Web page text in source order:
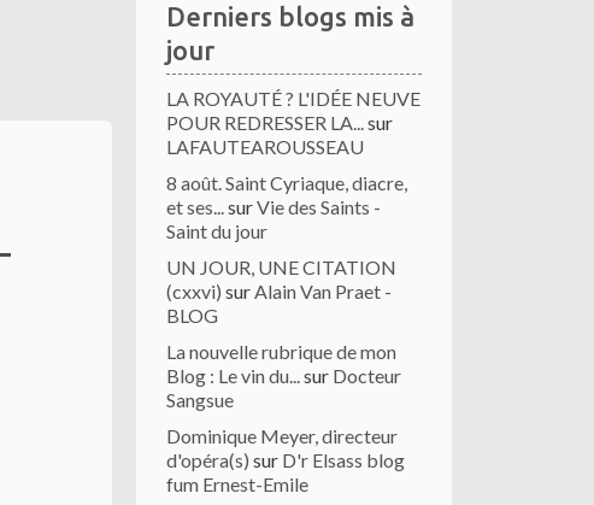
Derniers blogs mis à
jour
LA ROYAUTÉ ? L'IDÉE NEUVE
POUR REDRESSER LA...sur
LAFAUTEAROUSSEAU
8 août. Saint Cyriaque, diacre,
et ses...surVie des Saints -
Saint du jour
UN JOUR, UNE CITATION
(cxxvi) surAlain Van Praet -
BLOG
La nouvelle rubrique de mon
Blog : Le vin du...sur Docteur
Sangsue
Dominique Meyer, directeur
d'opéra(s) sur D'r Elsass blog
fum Ernest-Emile